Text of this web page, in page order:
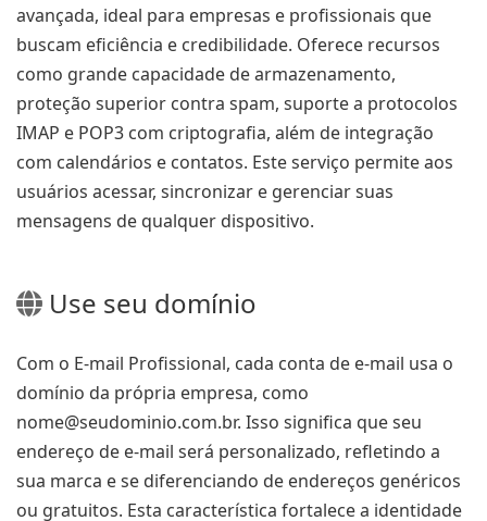
avançada, ideal para empresas e profissionais que
buscam eficiência e credibilidade. Oferece recursos
como grande capacidade de armazenamento,
proteção superior contra spam, suporte a protocolos
IMAP e POP3 com criptografia, além de integração
com calendários e contatos. Este serviço permite aos
usuários acessar, sincronizar e gerenciar suas
mensagens de qualquer dispositivo.
Use seu domínio
Com o E-mail Profissional, cada conta de e-mail usa o
domínio da própria empresa, como
nome@seudominio.com.br. Isso significa que seu
endereço de e-mail será personalizado, refletindo a
sua marca e se diferenciando de endereços genéricos
ou gratuitos. Esta característica fortalece a identidade